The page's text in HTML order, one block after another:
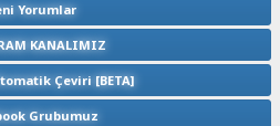
Yorumlar
KANALIMIZ
Çeviri [BETA]
Grubumuz